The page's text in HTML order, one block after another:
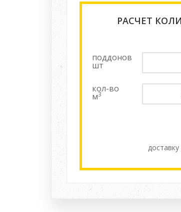
РАСЧЕТ
поддонов
шт
кол-во
м3